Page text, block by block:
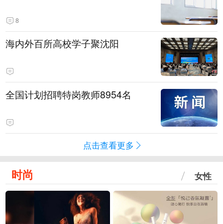
8
海内外百所高校学子聚沈阳
全国计划招聘特岗教师8954名
点击查看更多
时尚 女性